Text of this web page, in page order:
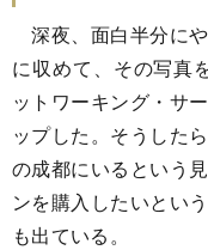
深夜、面白半分に
に収めて、その写真
ットワーキング・サ
ップした。そうした
の成都にいるという
ンを購入したいとい
も出ている。